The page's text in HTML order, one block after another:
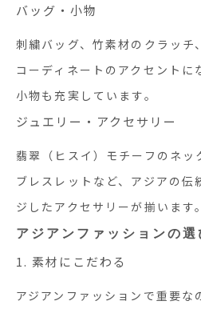
バッグ・小物
刺繍バッグ、竹素材のクラッチ
コーディネートのアクセントに
小物も充実しています。
ジュエリー・アクセサリー
翡翠（ヒスイ）モチーフのネッ
ブレスレットなど、アジアの伝
ジしたアクセサリーが揃います。
アジアンファッションの選
1. 素材にこだわる
アジアンファッションで重要な